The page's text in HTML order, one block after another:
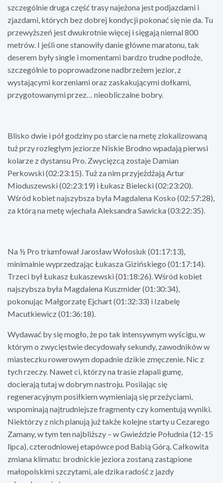
szczególnie druga część trasy najeżona jest podjazdami i
zjazdami, których bez dobrej kondycji pokonać się nie da. Tu
przewyższeń jest dwukrotnie więcej i sięgają niemal 800
metrów. I jeśli one stanowiły danie główne maratonu, tak
deserem były single i momentami bardzo trudne podłoże,
szczególnie to poprowadzone nadbrzeżem jezior, z
wystającymi korzeniami oraz zaskakującymi dołkami,
przygotowanymi przez… nieobliczalne bobry.
Blisko dwie i pół godziny po starcie na metę zlokalizowaną
tuż przy rozległym jeziorze Niskie Brodno wpadają pierwsi
kolarze z dystansu Pro. Zwycięzcą zostaje Damian
Perkowski (02:23:15). Tuż za nim przyjeżdżają Artur
Mioduszewski (02:23:19) i Łukasz Bielecki (02:23:20).
Wśród kobiet najszybsza była Magdalena Kosko (02:57:28),
za którą na metę wjechała Aleksandra Sawicka (03:22:35).
Na ½ Pro triumfował Jarosław Wołosiuk (01:17:13),
minimalnie wyprzedzając Łukasza Gizińskiego (01:17:14).
Trzeci był Łukasz Łukaszewski (01:18:26). Wśród kobiet
najszybsza była Magdalena Kuszmider (01:30:34),
pokonując Małgorzatę Ejchart (01:32:33) i Izabelę
Macutkiewicz (01:36:18).
Wydawać by się mogło, że po tak intensywnym wyścigu, w
którym o zwycięstwie decydowały sekundy, zawodników w
miasteczku rowerowym dopadnie dzikie zmęczenie. Nic z
tych rzeczy. Nawet ci, którzy na trasie złapali gumę,
docierają tutaj w dobrym nastroju. Posilając się
regeneracyjnym posiłkiem wymieniają się przeżyciami,
wspominają najtrudniejsze fragmenty czy komentują wyniki.
Niektórzy z nich planują już także kolejne starty u Cezarego
Zamany, w tym ten najbliższy – w Gwieździe Południa (12-15
lipca), czterodniowej etapówce pod Babią Górą. Całkowita
zmiana klimatu: brodnickie jeziora zostaną zastąpione
małopolskimi szczytami, ale dzika radość z jazdy